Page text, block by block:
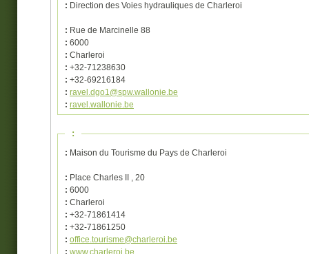
: Direction des Voies hydrauliques de Charleroi
: Rue de Marcinelle 88
: 6000
: Charleroi
: +32-71238630
: +32-69216184
: ravel.dgo1@spw.wallonie.be
: ravel.wallonie.be
:
: Maison du Tourisme du Pays de Charleroi
: Place Charles II , 20
: 6000
: Charleroi
: +32-71861414
: +32-71861250
: office.tourisme@charleroi.be
: www.charleroi.be